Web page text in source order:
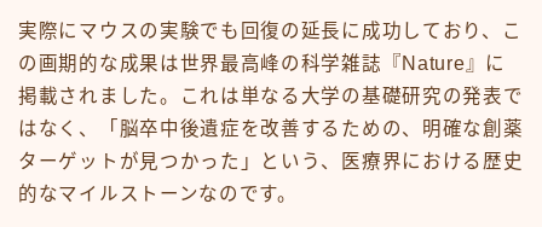
実際にマウスの実験でも回復の延長に成功しており、こ
の画期的な成果は世界最高峰の科学雑誌『Nature』に
掲載されました。これは単なる大学の基礎研究の発表で
はなく、「脳卒中後遺症を改善するための、明確な創薬
ターゲットが見つかった」という、医療界における歴史
的なマイルストーンなのです。